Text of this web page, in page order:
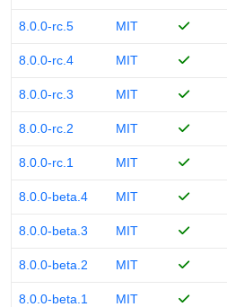
8.0.0-rc.5 MIT
8.0.0-rc.4 MIT
8.0.0-rc.3 MIT
8.0.0-rc.2 MIT
8.0.0-rc.1 MIT
8.0.0-beta.4 MIT
8.0.0-beta.3 MIT
8.0.0-beta.2 MIT
8.0.0-beta.1 MIT